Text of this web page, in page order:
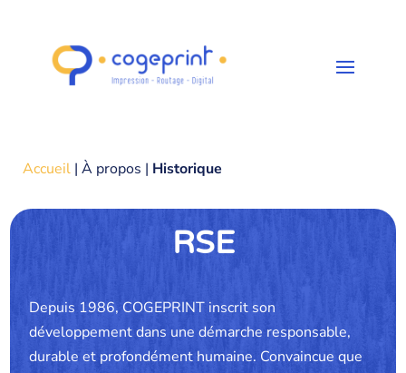
Accueil| À propos | Historique
RSE
Depuis 1986, COGEPRINT inscrit son
développement dans une démarche responsable,
durable et profondément humaine. Convaincue que